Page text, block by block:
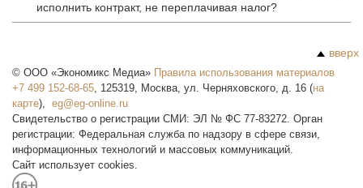
исполнить контракт, не переплачивая налог?
вверх
© ООО «Экономикс Медиа» Правила использования материалов
+7 499 152-68-65, 125319, Москва, ул. Черняховского, д. 16 (на
карте),
Свидетельство о регистрации СМИ: ЭЛ № ФС 77-83272. Орган
регистрации: Федеральная служба по надзору в сфере связи,
информационных технологий и массовых коммуникаций.
Сайт использует cookies.